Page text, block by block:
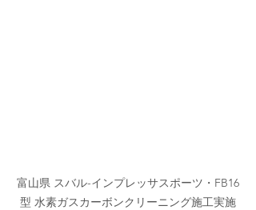
富山県 スバル-インプレッサスポーツ・FB16
型 水素ガスカーボンクリーニング施工実施